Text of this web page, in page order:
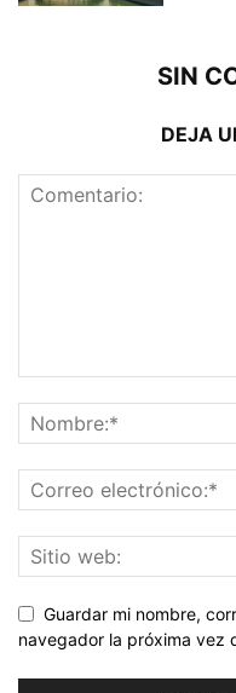
SIN
DEJA
Guardar mi nombre,
navegador la próxima vez